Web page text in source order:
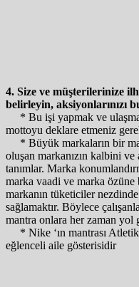
4. Size ve müşterilerinize
belirleyin, aksiyonlarınızı
* Bu işi yapmak ve
mottoyu deklare etmeniz
* Büyük markaların bir
oluşan markanızın kalbini ve
tanımlar. Marka
marka vaadi ve marka özüne
markanın tüketiciler
sağlamaktır. Böylece
mantra onlara her zaman yol
* Nike ‘ın mantrası Atletik
eğlenceli aile gösterisidir